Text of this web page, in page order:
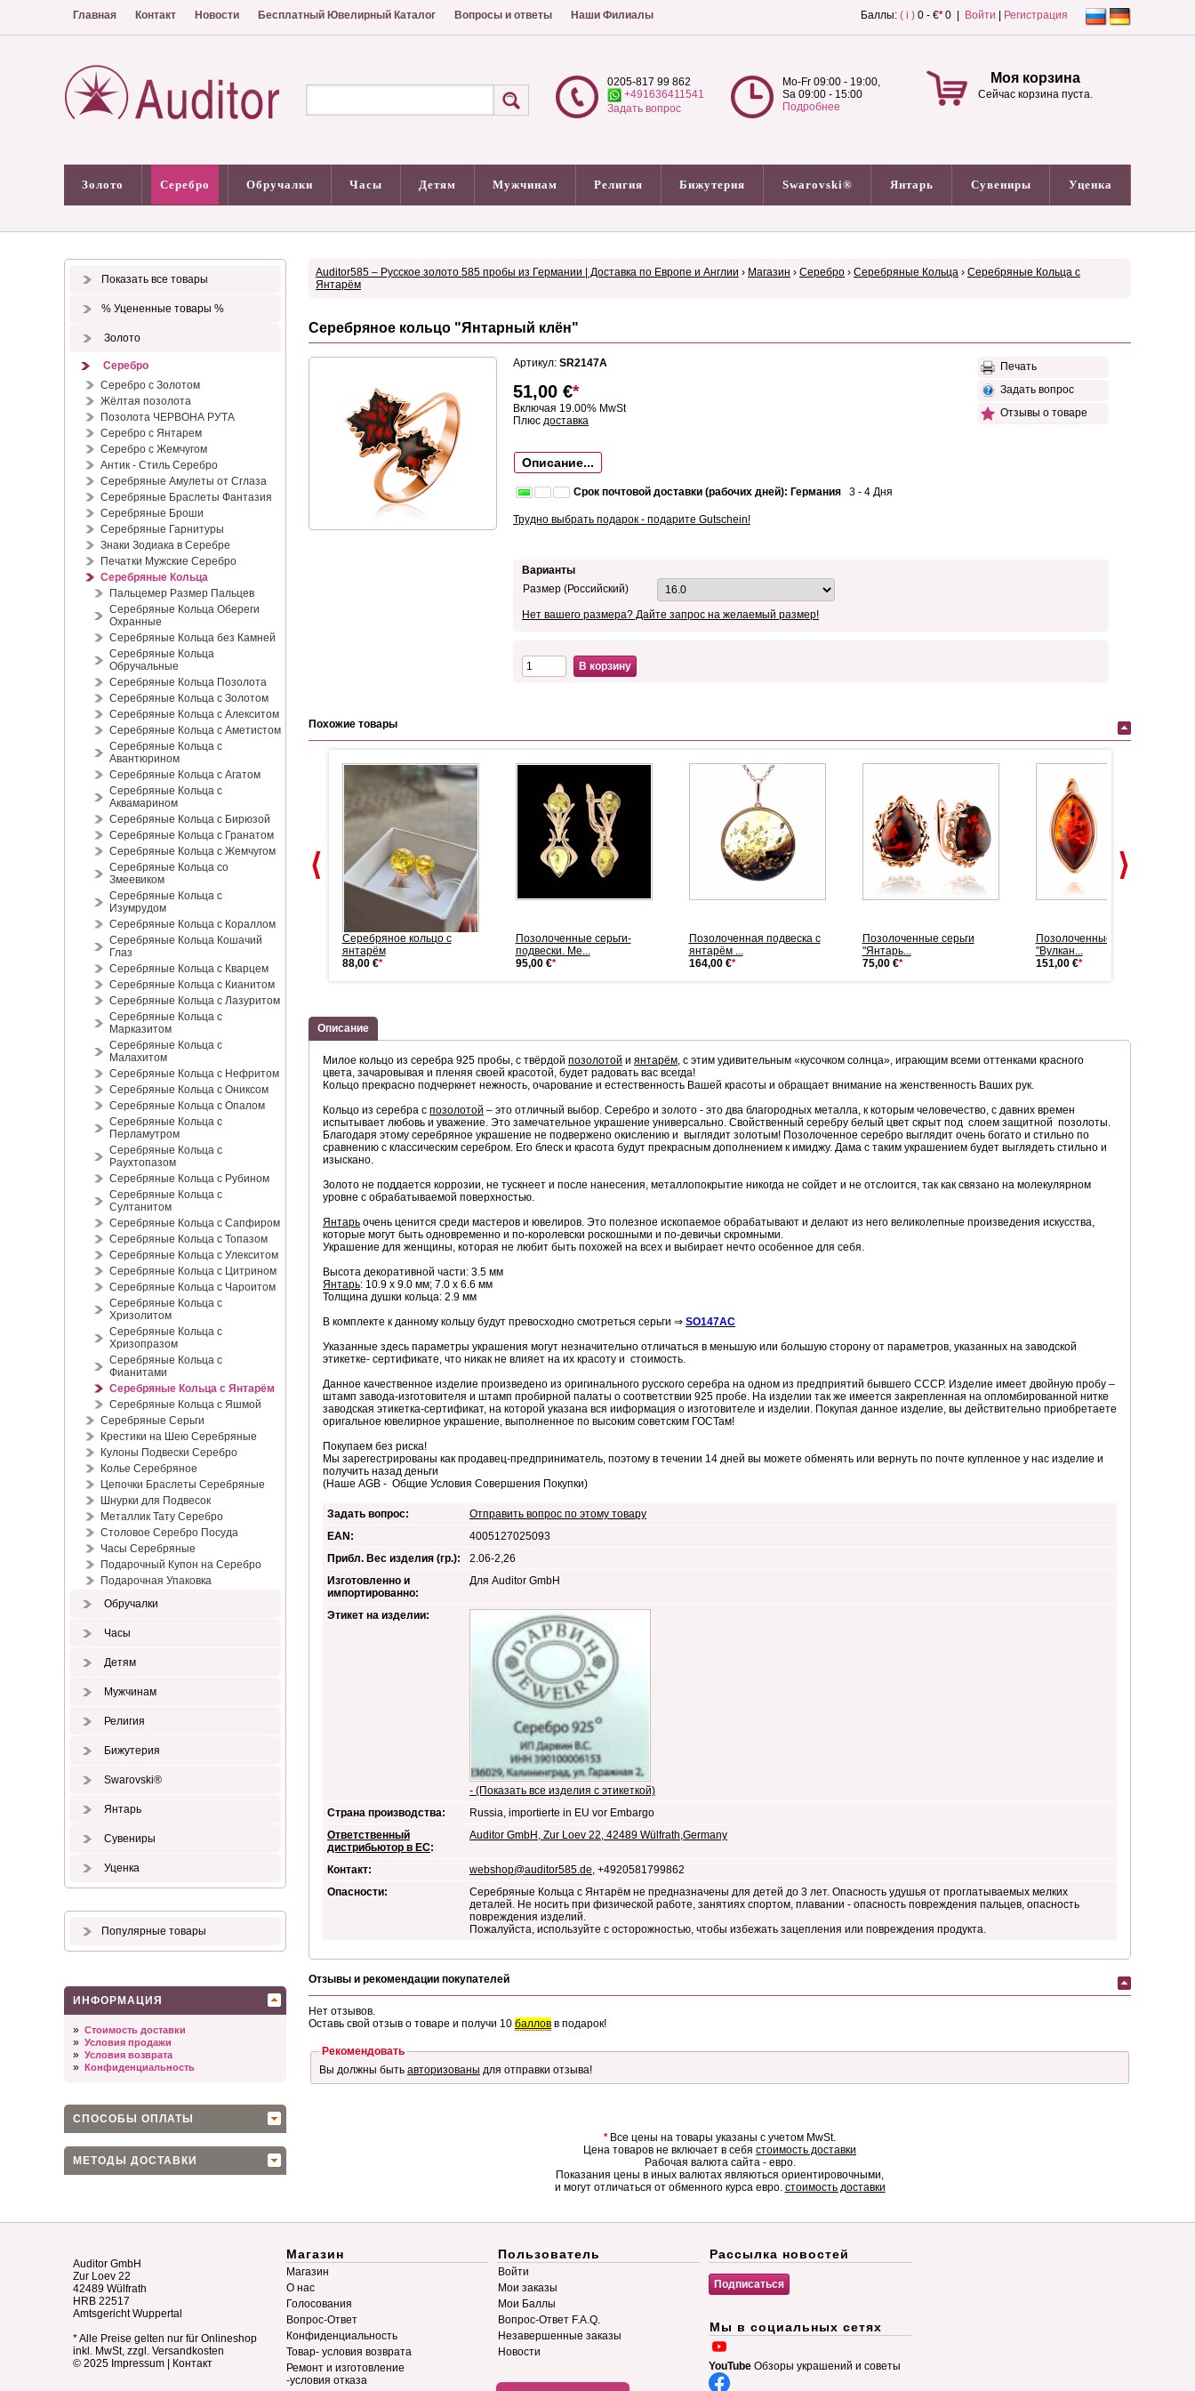
Главная Контакт Новости Бесплатный Ювелирный Каталог Вопросы и ответы Наши Филиалы Баллы: ( i ) 0 - €*0 | Войти Регистрация
0205-817 99 862
+491636411541
Задать вопрос
Mo-Fr 09:00 - 19:00,
Sa 09:00 - 15:00
Подробнее
Моя корзина
Сейчас корзина пуста.
Золото Серебро Обручалки Часы Детям Мужчинам Религия Бижутерия Swarovski® Янтарь Сувениры Уценка
Показать все товары
% Уцененные товары %
Золото
Серебро
Серебро с Золотом
Жёлтая позолота
Позолота ЧЕРВОНА РУТА
Серебро с Янтарем
Серебро с Жемчугом
Антик - Стиль Серебро
Серебряные Амулеты от Сглаза
Серебряные Браслеты Фантазия
Серебряные Броши
Серебряные Гарнитуры
Знаки Зодиака в Серебре
Печатки Мужские Серебро
Серебряные Кольца
Пальцемер Размер Пальцев
Серебряные Кольца Обереги
Охранные
Серебряные Кольца без Камней
Серебряные Кольца
Обручальные
Серебряные Кольца Позолота
Серебряные Кольца с Золотом
Серебряные Кольца с Алекситом
Серебряные Кольца с Аметистом
Серебряные Кольца с
Авантюрином
Серебряные Кольца с Агатом
Серебряные Кольца с
Аквамарином
Серебряные Кольца с Бирюзой
Серебряные Кольца с Гранатом
Серебряные Кольца с Жемчугом
Серебряные Кольца со
Змеевиком
Серебряные Кольца с
Изумрудом
Серебряные Кольца с Кораллом
Серебряные Кольца Кошачий
Глаз
Серебряные Кольца с Кварцем
Серебряные Кольца с Кианитом
Серебряные Кольца с Лазуритом
Серебряные Кольца с
Марказитом
Серебряные Кольца с
Малахитом
Серебряные Кольца с Нефритом
Серебряные Кольца с Ониксом
Серебряные Кольца с Опалом
Серебряные Кольца с
Перламутром
Серебряные Кольца с
Раухтопазом
Серебряные Кольца с Рубином
Серебряные Кольца с
Султанитом
Серебряные Кольца с Сапфиром
Серебряные Кольца с Топазом
Серебряные Кольца с Улекситом
Серебряные Кольца с Цитрином
Серебряные Кольца с Чароитом
Серебряные Кольца с
Хризолитом
Серебряные Кольца с
Хризопразом
Серебряные Кольца с
Фианитами
Серебряные Кольца с Янтарём
Серебряные Кольца с Яшмой
Серебряные Серьги
Крестики на Шею Серебряные
Кулоны Подвески Серебро
Колье Серебряное
Цепочки Браслеты Серебряные
Шнурки для Подвесок
Металлик Тату Серебро
Столовое Серебро Посуда
Часы Серебряные
Подарочный Купон на Серебро
Подарочная Упаковка
Обручалки
Часы
Детям
Мужчинам
Религия
Бижутерия
Swarovski®
Янтарь
Сувениры
Уценка
Популярные товары
ИНФОРМАЦИЯ
» Стоимость доставки
» Условия продажи
» Условия возврата
» Конфиденциальность
СПОСОБЫ ОПЛАТЫ
МЕТОДЫ ДОСТАВКИ
Auditor585 – Русское золото 585 пробы из Германии | Доставка по Европе и Англии › Магазин › Серебро › Серебряные Кольца › Серебряные Кольца с
Янтарём
Серебряное кольцо "Янтарный клён"
Артикул: SR2147A
51,00 €*
Включая 19.00% MwSt
Плюс доставка
Описание...
Срок почтовой доставки (рабочих дней): Германия 3 - 4 Дня
Трудно выбрать подарок - подарите Gutschein!
Печать
Задать вопрос
Отзывы о товаре
Варианты
Размер (Российский)
Нет вашего размера? Дайте запрос на желаемый размер!
В корзину
Похожие товары
серьги -
Серебряные серьги-подвески
109,00 €
Серебряное кольцо с
янтарём
88,00 €*
Позолоченные серьги-
подвески. Ме...
95,00 €*
Позолоченная подвеска с
янтарём ...
164,00 €*
Позолоченные серьги
"Янтарь...
75,00 €*
Позолоченные серьги
"Вулкан...
151,00 €*
Описание
Милое кольцо из серебра 925 пробы, с твёрдой позолотой и янтарём, с этим удивительным «кусочком солнца», играющим всеми оттенками красного
цвета, зачаровывая и пленяя своей красотой, будет радовать вас всегда!
Кольцо прекрасно подчеркнет нежность, очарование и естественность Вашей красоты и обращает внимание на женственность Ваших рук.
Кольцо из серебра с позолотой – это отличный выбор. Серебро и золото - это два благородных металла, к которым человечество, с давних времен
испытывает любовь и уважение. Это замечательное украшение универсально. Свойственный серебру белый цвет скрыт под слоем защитной позолоты.
Благодаря этому серебряное украшение не подвержено окислению и выглядит золотым! Позолоченное серебро выглядит очень богато и стильно по
сравнению с классическим серебром. Его блеск и красота будут прекрасным дополнением к имиджу. Дама с таким украшением будет выглядеть стильно и
изыскано.
Золото не поддается коррозии, не тускнеет и после нанесения, металлопокрытие никогда не сойдет и не отслоится, так как связано на молекулярном
уровне с обрабатываемой поверхностью.
Янтарь очень ценится среди мастеров и ювелиров. Это полезное ископаемое обрабатывают и делают из него великолепные произведения искусства,
которые могут быть одновременно и по-королевски роскошными и по-девичьи скромными.
Украшение для женщины, которая не любит быть похожей на всех и выбирает нечто особенное для себя.
Высота декоративной части: 3.5 мм
Янтарь: 10.9 х 9.0 мм; 7.0 х 6.6 мм
Толщина душки кольца: 2.9 мм
В комплекте к данному кольцу будут превосходно смотреться серьги ⇒ SO147AC
Указанные здесь параметры украшения могут незначительно отличаться в меньшую или большую сторону от параметров, указанных на заводской
этикетке- сертификате, что никак не влияет на их красоту и стоимость.
Данное качественное изделие произведено из оригинального русского серебра на одном из предприятий бывшего СССР. Изделие имеет двойную пробу –
штамп завода-изготовителя и штамп пробирной палаты о соответствии 925 пробе. На изделии так же имеется закрепленная на опломбированной нитке
заводская этикетка-сертификат, на которой указана вся ииформация о изготовителе и изделии. Покупая данное изделие, вы действительно приобретаете
оригальное ювелирное украшение, выполненное по высоким советским ГОСТам!
Покупаем без риска!
Мы зарегестрированы как продавец-предприниматель, поэтому в течении 14 дней вы можете обменять или вернуть по почте купленное у нас изделие и
получить назад деньги
(Наше AGB - Общие Условия Совершения Покупки)
Задать вопрос:
Отправить вопрос по этому товару
EAN:
4005127025093
Прибл. Вес изделия (гр.):
2.06-2,26
Изготовленно и
импортированно:
Для Auditor GmbH
Этикет на изделии:
- (Показать все изделия с этикеткой)
Страна производства:
Russia, importierte in EU vor Embargo
Ответственный
дистрибьютор в ЕС:
Auditor GmbH, Zur Loev 22, 42489 Wülfrath,Germany
Контакт: webshop@auditor585.de, +4920581799862
Опасности:
Серебряные Кольца с Янтарём не предназначены для детей до 3 лет. Опасность удушья от проглатываемых мелких
деталей. Не носить при физической работе, занятиях спортом, плавании - опасность повреждения пальцев, опасность
повреждения изделий.
Пожалуйста, используйте с осторожностью, чтобы избежать зацепления или повреждения продукта.
Отзывы и рекомендации покупателей
Нет отзывов.
Оставь свой отзыв о товаре и получи 10 баллов в подарок!
Рекомендовать
Вы должны быть авторизованы для отправки отзыва!
*Все цены на товары указаны с учетом MwSt.
Цена товаров не включает в себя стоимость доставки
Рабочая валюта сайта - евро.
Показания цены в иных валютах являються ориентировочными,
и могут отличаться от обменного курса евро. стоимость доставки
Auditor GmbH
Zur Loev 22
42489 Wülfrath
HRB 22517
Amtsgericht Wuppertal
* Alle Preise gelten nur für Onlineshop
inkl. MwSt, zzgl. Versandkosten
© 2025 Impressum | Контакт
Магазин
Магазин
О нас
Голосования
Вопрос-Ответ
Конфиденциальность
Товар- условия возврата
Ремонт и изготовление
-условия отказа
Пользователь
Войти
Мои заказы
Мои Баллы
Вопрос-Ответ F.A.Q.
Незавершенные заказы
Новости
Рассылка новостей
Мы в социальных сетях
YouTube Обзоры украшений и советы